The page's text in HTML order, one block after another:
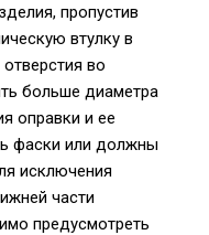
пропустив
втулку в
во
больше диаметра
оправки и ее
фаски или должны
исключения
части
предусмотреть